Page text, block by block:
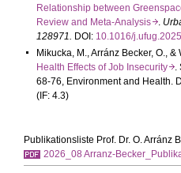
Relationship between
Review and Meta-Analysis.
128971. DOI: 10.1016/
Mikucka, M., Arránz Becker, O.,
Health Effects of Job Insecurity.
68-76, Environment and Health.
(IF: 4. 3)
Publikationsliste Prof. Dr. O. Arránz
2026_08 Arranz-